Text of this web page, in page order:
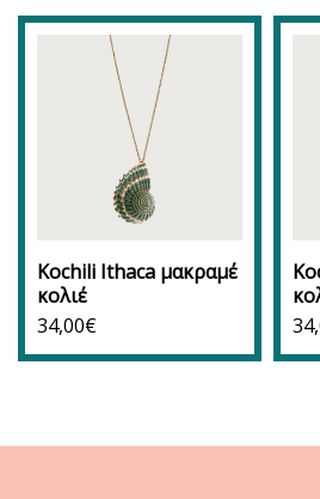
Kochili Ithaca μακραμέ
κολιέ
34,00€